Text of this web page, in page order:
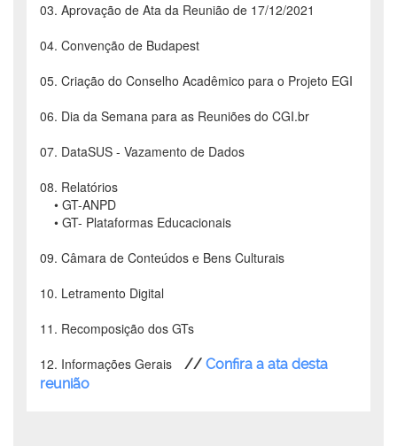
03. Aprovação de Ata da Reunião de 17/12/2021
04. Convenção de Budapest
05. Criação do Conselho Acadêmico para o Projeto EGI
06. Dia da Semana para as Reuniões do CGI.br
07. DataSUS - Vazamento de Dados
08. Relatórios
• GT-ANPD
• GT- Plataformas Educacionais
09. Câmara de Conteúdos e Bens Culturais
10. Letramento Digital
11. Recomposição dos GTs
12. Informações Gerais
// Confira a ata desta
reunião